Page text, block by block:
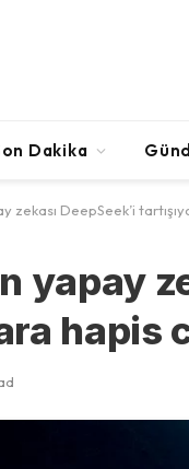
Dakika
zekası DeepSeek’i
yapay
hapis